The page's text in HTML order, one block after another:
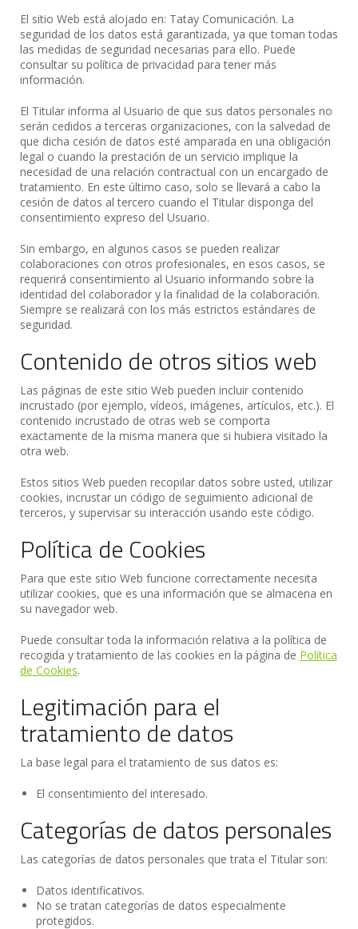
El sitio Web está alojado en: Tatay Comunicación. La
seguridad de los datos está garantizada, ya que toman todas
las medidas de seguridad necesarias para ello. Puede
consultar su política de privacidad para tener más
información.
El Titular informa al Usuario de que sus datos personales no
serán cedidos a terceras organizaciones, con la salvedad de
que dicha cesión de datos esté amparada en una obligación
legal o cuando la prestación de un servicio implique la
necesidad de una relación contractual con un encargado de
tratamiento. En este último caso, solo se llevará a cabo la
cesión de datos al tercero cuando el Titular disponga del
consentimiento expreso del Usuario.
Sin embargo, en algunos casos se pueden realizar
colaboraciones con otros profesionales, en esos casos, se
requerirá consentimiento al Usuario informando sobre la
identidad del colaborador y la finalidad de la colaboración.
Siempre se realizará con los más estrictos estándares de
seguridad.
Contenido de otros sitios web
Las páginas de este sitio Web pueden incluir contenido
incrustado (por ejemplo, vídeos, imágenes, artículos, etc.). El
contenido incrustado de otras web se comporta
exactamente de la misma manera que si hubiera visitado la
otra web.
Estos sitios Web pueden recopilar datos sobre usted, utilizar
cookies, incrustar un código de seguimiento adicional de
terceros, y supervisar su interacción usando este código.
Política de Cookies
Para que este sitio Web funcione correctamente necesita
utilizar cookies, que es una información que se almacena en
su navegador web.
Puede consultar toda la información relativa a la política de
recogida y tratamiento de las cookies en la página de Política
de Cookies.
Legitimación para el
tratamiento de datos
La base legal para el tratamiento de sus datos es:
El consentimiento del interesado.
Categorías de datos personales
Las categorías de datos personales que trata el Titular son:
Datos identificativos.
No se tratan categorías de datos especialmente
protegidos.